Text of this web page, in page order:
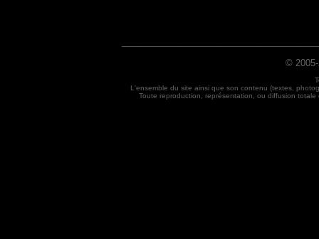
©
L'ensemble du site ainsi que son contenu (textes,
Toute reproduction, représentation, ou diffusion